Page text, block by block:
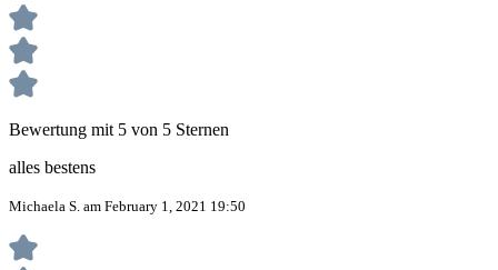
Bewertung mit 5 von 5 Sternen
alles bestens
Michaela S. am February 1, 2021 19:50